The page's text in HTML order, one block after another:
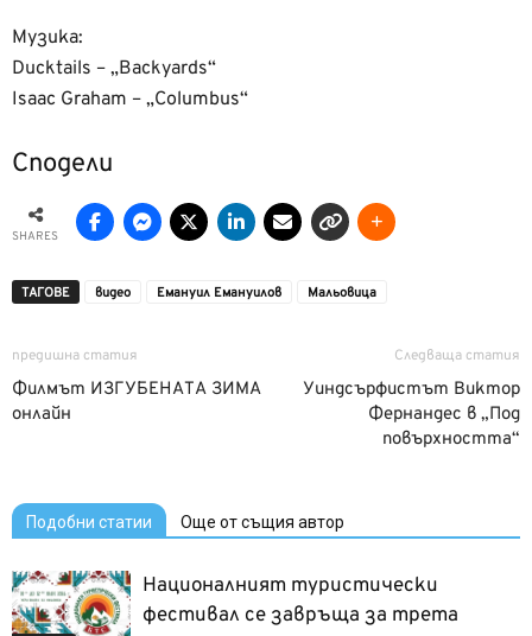
Музика:
Ducktails – „Backyards“
Isaac Graham – „Columbus“
Сподели
SHARES
ТАГОВЕ видео Емануил Емануилов Мальовица
предишна статия
Филмът ИЗГУБЕНАТА ЗИМА
онлайн
Следваща статия
Уиндсърфистът Виктор
Фернандес в „Под
повърхността“
Подобни статии Още от същия автор
Националният туристически
фестивал се завръща за трета